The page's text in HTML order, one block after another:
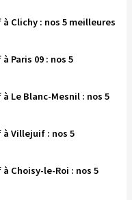
Clichy : nos 5 meilleures
Paris 09 : nos 5
Le Blanc-Mesnil : nos 5
Villejuif : nos 5
Choisy-le-Roi : nos 5